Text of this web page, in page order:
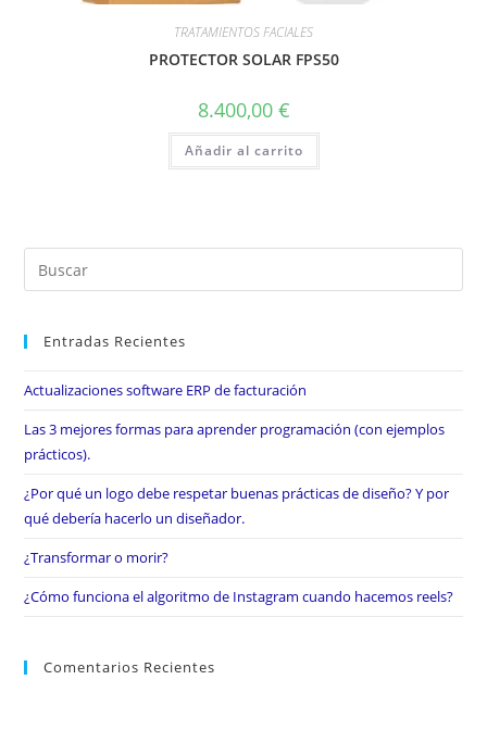
TRATAMIENTOS FACIALES
PROTECTOR SOLAR FPS50
8.400,00 €
Añadir al carrito
Entradas Recientes
Actualizaciones software ERP de facturación
Las 3 mejores formas para aprender programación (con ejemplos
prácticos).
¿Por qué un logo debe respetar buenas prácticas de diseño? Y por
qué debería hacerlo un diseñador.
¿Transformar o morir?
¿Cómo funciona el algoritmo de Instagram cuando hacemos reels?
Comentarios Recientes